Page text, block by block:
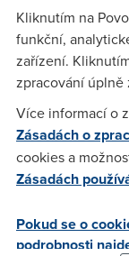
ochotně
ošetření
neúplné citace
uveden 1
při vyhledávání
anonym
článku objevují v
způsobeny
Kliknutím na
funkční,
zařízení.
zpracování úplně
Více informací o
Zásadách o
cookies a
Zásadách
Pokud se o
podrobnosti